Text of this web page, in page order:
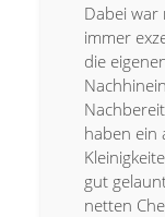
Dabei
immer
die
haben ein
gut
netten